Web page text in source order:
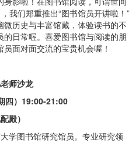
我们郑重推出“图书馆员开讲啦！”
历史与丰富馆藏，体验读书的不
日常喔。喜爱图书馆与阅读的朋
面对面交流的宝贵机会喔！
师沙龙
四）19:00-21:00
殿）
学图书馆研究馆员。专业研究领